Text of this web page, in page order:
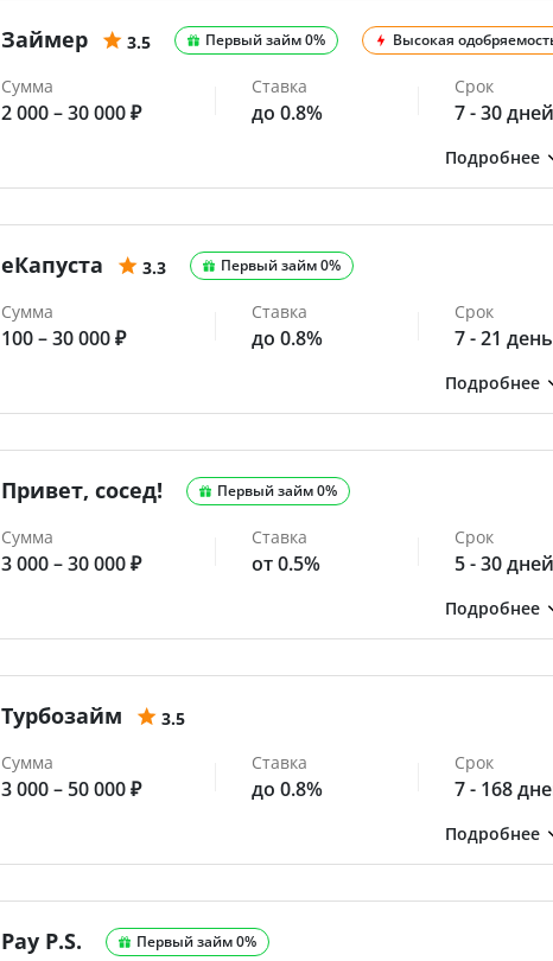
Займер 3.5 Первый займ 0% Высокая
Сумма
2 000 – 30 000 ₽
Ставка
до 0.8%
Срок
7 - 30 дней
еКапуста 3.3 Первый займ 0%
Сумма
100 – 30 000 ₽
Ставка
до 0.8%
Срок
7 - 21 день
Привет, сосед! Первый займ 0%
Сумма
3 000 – 30 000 ₽
Ставка
от 0.5%
Срок
5 - 30 дней
Турбозайм
3.5
Сумма
3 000 – 50 000 ₽
Ставка
до 0.8%
Срок
7 - 168
Pay P.S. Первый займ 0%